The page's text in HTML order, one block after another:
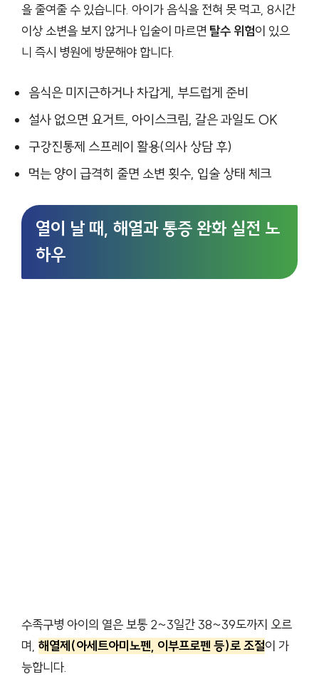
을 줄여줄 수 있습니다. 아이가 음식을 전혀 못 먹고, 8시간
이상 소변을 보지 않거나 입술이 마르면 탈수 위험이 있으
니 즉시 병원에 방문해야 합니다.
음식은 미지근하거나 차갑게, 부드럽게 준비
설사 없으면 요거트, 아이스크림, 갈은 과일도 OK
구강진통제 스프레이 활용(의사 상담 후)
먹는 양이 급격히 줄면 소변 횟수, 입술 상태 체크
열이 날 때, 해열과 통증 완화 실전 노
하우
수족구병 아이의 열은 보통 2~3일간 38~39도까지 오르
며, 해열제(아세트아미노펜, 이부프로펜 등)로 조절이 가
능합니다.